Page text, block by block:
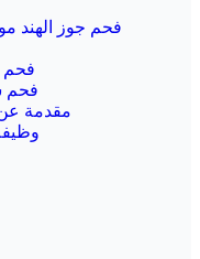
فحم جوز الهند
فحم
فحم
مقدمة عن